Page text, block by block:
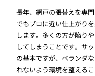
長年、網戸の張替えを専
でもプロに近い仕上がり
します。多くの方が陥り
してしまうことです。サ
の基本ですが、ベランダ
れないよう環境を整える